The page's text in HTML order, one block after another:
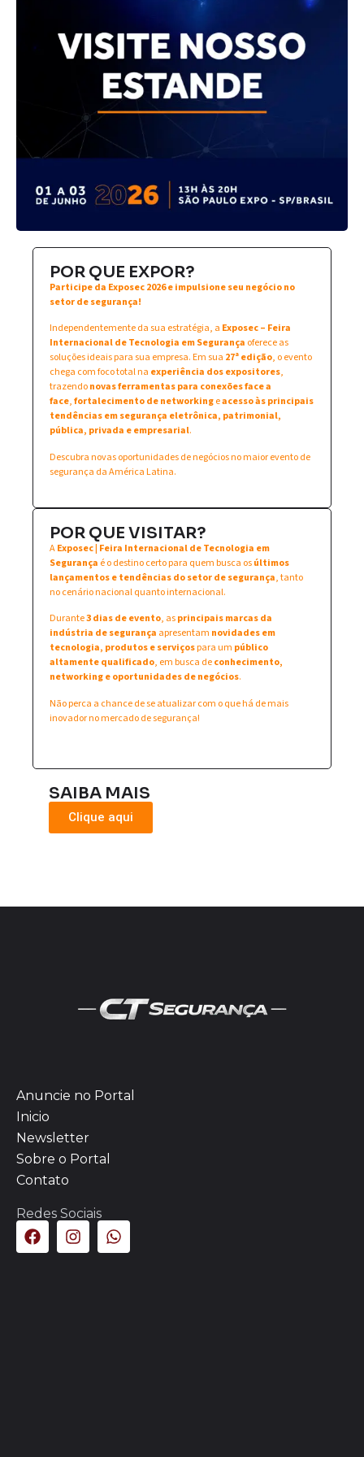
POR QUE EXPOR?
Participe da Exposec 2026 e impulsione seu negócio no
setor de segurança!
Independentemente da sua estratégia, a Exposec – Feira
Internacional de Tecnologia em Segurança oferece as
soluções ideais para sua empresa. Em sua 27ª edição, o evento
chega com foco total na experiência dos expositores,
trazendonovas ferramentas para conexões face a
face,fortalecimento de networkingeacesso às principais
tendências em segurança eletrônica, patrimonial,
pública, privada e empresarial.
Descubra novas oportunidades de negócios no maior evento de
segurança da América Latina.
POR QUE VISITAR?
AExposec | Feira Internacional de Tecnologia em
Segurança é o destino certo para quem busca osúltimos
lançamentos e tendências do setor de segurança, tanto
no cenário nacional quanto internacional.
Durante3 dias de evento, asprincipais marcas da
indústria de segurança apresentam novidades em
tecnologia, produtos e serviçospara um público
altamente qualificado, em busca deconhecimento,
networking e oportunidades de negócios.
Não perca a chance de se atualizar com o que há de mais
inovador no mercado de segurança!
SAIBA MAIS
Clique aqui
Anuncie no Portal
Inicio
Newsletter
Sobre o Portal
Contato
Redes Sociais